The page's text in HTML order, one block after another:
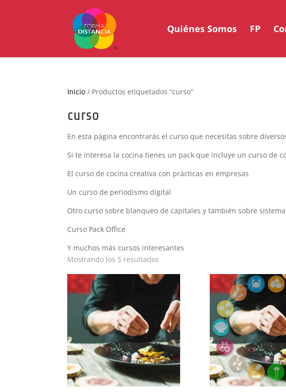
Quiénes Somos FP
Inicio / Productos etiquetados “curso”
curso
En esta página encontrarás el curso que necesitas sobre
Si te interesa la cocina tienes un pack que incluye un curso de
El curso de cocina creativa con prácticas en empresas
Un curso de periodismo digital
Otro curso sobre blanqueo de capitales y también sobre
Curso Pack Office
Y muchos más cursos interesantes
Mostrando los 5 resultados
popularidad